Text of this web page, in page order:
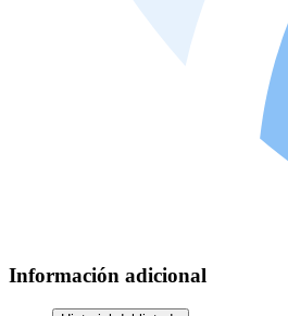
Información adicional